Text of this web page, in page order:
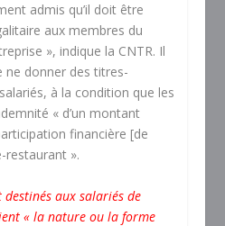
admis qu’il doit être
aux membres du
», indique la CNTR. Il
donner des titres-
à la condition que les
« d’un montant
financière [de
restaurant ».
aux salariés de
« la nature ou la forme